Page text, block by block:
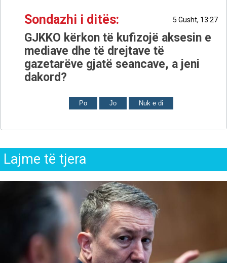
Sondazhi i ditës: 5 Gusht, 13:27
GJKKO kërkon të kufizojë aksesin e
mediave dhe të drejtave të
gazetarëve gjatë seancave, a jeni
dakord?
Po Jo Nuk e di
Lajme të tjera